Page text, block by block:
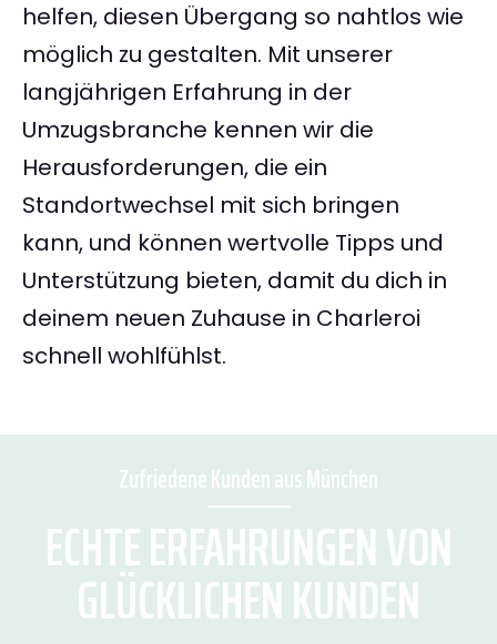
helfen, diesen Übergang so nahtlos wie
möglich zu gestalten. Mit unserer
langjährigen Erfahrung in der
Umzugsbranche kennen wir die
Herausforderungen, die ein
Standortwechsel mit sich bringen
kann, und können wertvolle Tipps und
Unterstützung bieten, damit du dich in
deinem neuen Zuhause in Charleroi
schnell wohlfühlst.
Zufriedene Kunden aus München
ECHTE ERFAHRUNGEN VON
GLÜCKLICHEN KUNDEN